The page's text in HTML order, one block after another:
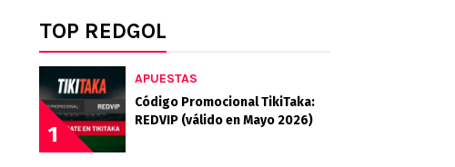
TOP REDGOL
1
APUESTAS
Código Promocional TikiTaka:
REDVIP (válido en Mayo 2026)